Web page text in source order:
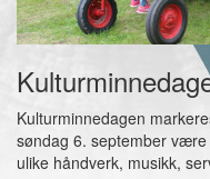
Kulturminnedagen
søndag 6. september
ulike håndverk, musikk,